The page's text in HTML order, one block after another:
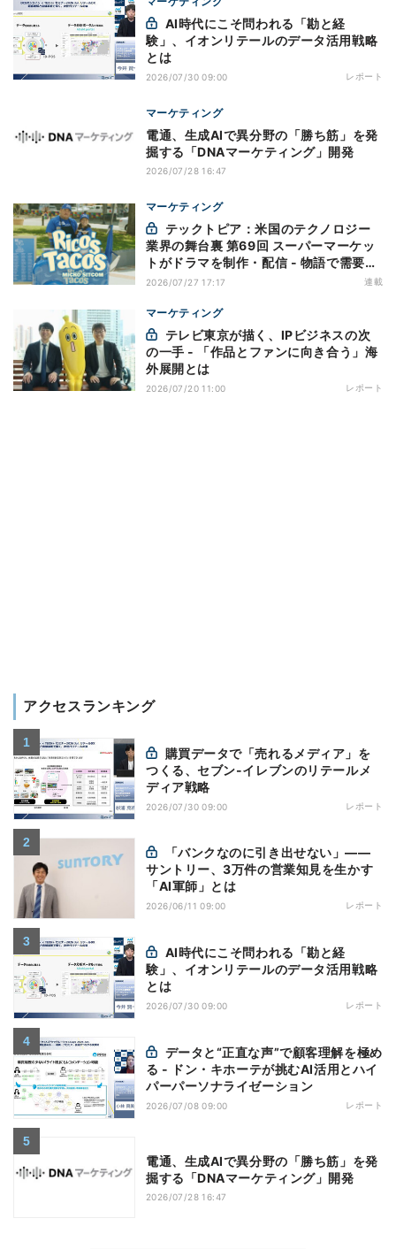
験」、イオンリテールのデータ活用戦略
とは
2026/07/30 09:00 レポート
マーケティング
電通、生成AIで異分野の「勝ち筋」を発
掘する「DNAマーケティング」開発
2026/07/28 16:47
マーケティング
業界の舞台裏 第69回 スーパーマーケッ
トがドラマを制作・配信 - 物語で需要を
演出する小売メディア
2026/07/27 17:17 連載
マーケティング
の一手 - 「作品とファンに向き合う」海
外展開とは
2026/07/20 11:00 レポート
アクセスランキング
つくる、セブン-イレブンのリテールメ
ディア戦略
2026/07/30 09:00 レポート
サントリー、3万件の営業知見を生かす
「AI軍師」とは
2026/06/11 09:00 レポート
験」、イオンリテールのデータ活用戦略
とは
2026/07/30 09:00 レポート
る - ドン・キホーテが挑むAI活用とハイ
パーパーソナライゼーション
2026/07/08 09:00 レポート
電通、生成AIで異分野の「勝ち筋」を発
掘する「DNAマーケティング」開発
2026/07/28 16:47